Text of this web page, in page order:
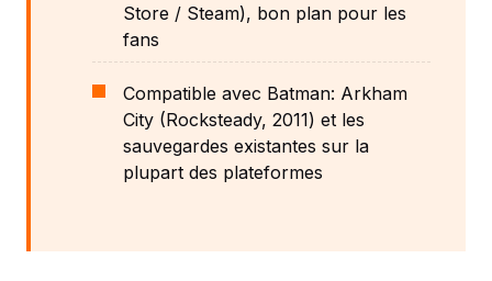
Store / Steam), bon plan pour les
fans
Compatible avec Batman: Arkham
City (Rocksteady, 2011) et les
sauvegardes existantes sur la
plupart des plateformes